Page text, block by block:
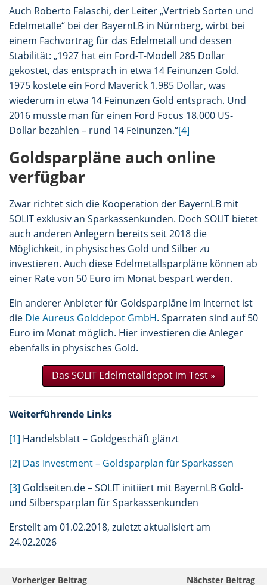
Auch Roberto Falaschi, der Leiter „Vertrieb Sorten und
Edelmetalle“ bei der BayernLB in Nürnberg, wirbt bei
einem Fachvortrag für das Edelmetall und dessen
Stabilität: „1927 hat ein Ford-T-Modell 285 Dollar
gekostet, das entsprach in etwa 14 Feinunzen Gold.
1975 kostete ein Ford Maverick 1.985 Dollar, was
wiederum in etwa 14 Feinunzen Gold entsprach. Und
2016 musste man für einen Ford Focus 18.000 US-
Dollar bezahlen – rund 14 Feinunzen.“[4]
Goldsparpläne auch online
verfügbar
Zwar richtet sich die Kooperation der BayernLB mit
SOLIT exklusiv an Sparkassenkunden. Doch SOLIT bietet
auch anderen Anlegern bereits seit 2018 die
Möglichkeit, in physisches Gold und Silber zu
investieren. Auch diese Edelmetallsparpläne können ab
einer Rate von 50 Euro im Monat bespart werden.
Ein anderer Anbieter für Goldsparpläne im Internet ist
die Die Aureus Golddepot GmbH. Sparraten sind auf 50
Euro im Monat möglich. Hier investieren die Anleger
ebenfalls in physisches Gold.
Das SOLIT Edelmetalldepot im Test »
Weiterführende Links
[1] Handelsblatt – Goldgeschäft glänzt
[2] Das Investment – Goldsparplan für Sparkassen
[3] Goldseiten.de – SOLIT initiiert mit BayernLB Gold-
und Silbersparplan für Sparkassenkunden
Erstellt am 01.02.2018, zuletzt aktualisiert am
24.02.2026
Vorheriger Beitrag Nächster Beitrag